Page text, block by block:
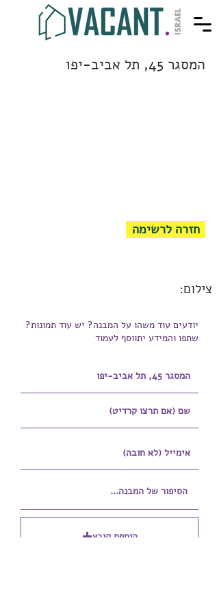
המסגר 45, תל אביב-יפו
חזרה לרשימה
צילום:
יודעים עוד משהו על המבנה? יש עוד תמונות?
שתפו והמידע יתווסף לעמוד
הוספת קובץ